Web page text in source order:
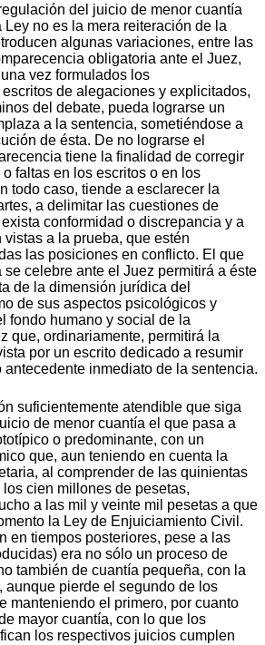
del juicio de menor cuantía
Ley no es la mera reiteración de la
algunas variaciones, entre las
obligatoria ante el Juez,
vez formulados los
de alegaciones y explicitados,
del debate, pueda lograrse un
a la sentencia, sometiéndose a
de ésta. De no lograrse el
tiene la finalidad de corregir
faltas en los escritos o en los
todo caso, tiende a esclarecer la
a delimitar las cuestiones de
conformidad o discrepancia y a
vistas a la prueba, que estén
las posiciones en conflicto. El que
se celebre ante el Juez permitirá a éste
de la dimensión jurídica del
de sus aspectos psicológicos y
fondo humano y social de la
que, ordinariamente, permitirá la
por un escrito dedicado a resumir
antecedente inmediato de la sentencia.
suficientemente atendible que siga
de menor cuantía el que pasa a
o predominante, con un
que, aun teniendo en cuenta la
al comprender de las quinientas
cien millones de pesetas,
a las mil y veinte mil pesetas a que
la Ley de Enjuiciamiento Civil.
en tiempos posteriores, pese a las
era no sólo un proceso de
también de cuantía pequeña, con la
aunque pierde el segundo de los
manteniendo el primero, por cuanto
mayor cuantía, con lo que los
los respectivos juicios cumplen